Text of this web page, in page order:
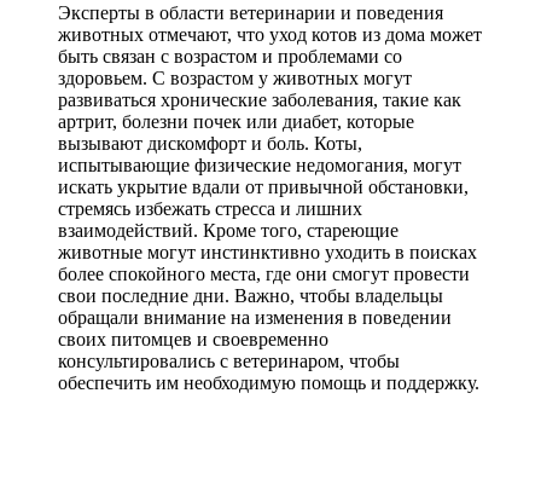
Эксперты в области ветеринарии и поведения
животных отмечают, что уход котов из дома может
быть связан с возрастом и проблемами со
здоровьем. С возрастом у животных могут
развиваться хронические заболевания, такие как
артрит, болезни почек или диабет, которые
вызывают дискомфорт и боль. Коты,
испытывающие физические недомогания, могут
искать укрытие вдали от привычной обстановки,
стремясь избежать стресса и лишних
взаимодействий. Кроме того, стареющие
животные могут инстинктивно уходить в поисках
более спокойного места, где они смогут провести
свои последние дни. Важно, чтобы владельцы
обращали внимание на изменения в поведении
своих питомцев и своевременно
консультировались с ветеринаром, чтобы
обеспечить им необходимую помощь и поддержку.